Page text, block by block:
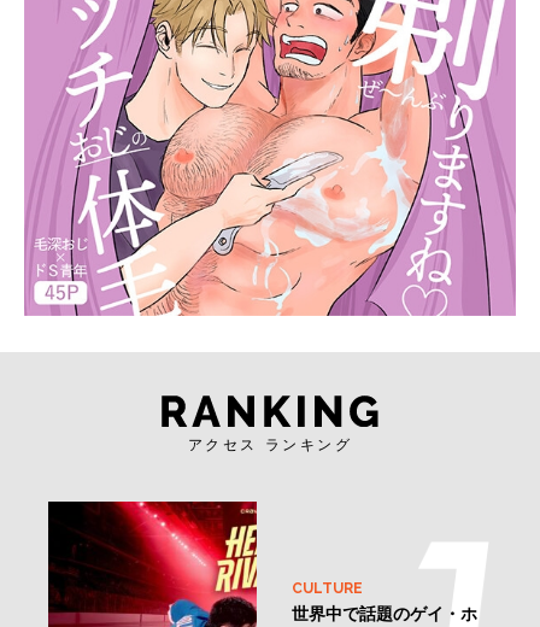
アクセス ランキング
CULTURE
世界中で話題のゲイ・ホ